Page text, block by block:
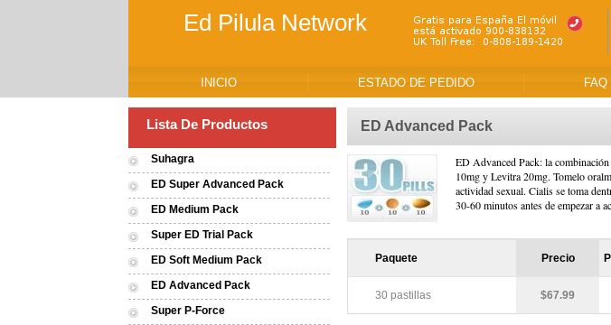
Ed Pilula Network
INICIO ESTADO DE PEDIDO FAQ
Lista De Productos
Suhagra
ED Super Advanced Pack
ED Medium Pack
Super ED Trial Pack
ED Soft Medium Pack
ED Advanced Pack
Super P-Force
ED Advanced Pack
ED Advanced Pack: la
10mg y Levitra 20mg. Tomelo
actividad sexual. Cialis se toma
30-60 minutos antes de empezar a
Paquete Precio
30 pastillas $67.99